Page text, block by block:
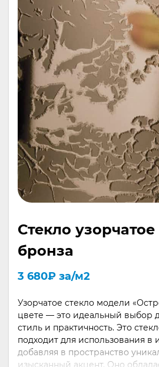
Стекло
бронза
3 680₽ за/м2
Узорчатое стекло модели
цвете — это идеальный выбор
стиль и практичность. Это
подходит для использования в
добавляя в пространство
изысканный акцент. Оно